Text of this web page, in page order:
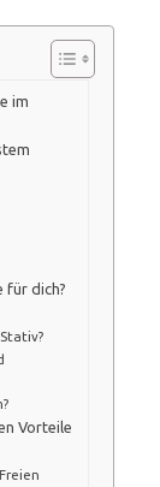
im
für dich?
Vorteile